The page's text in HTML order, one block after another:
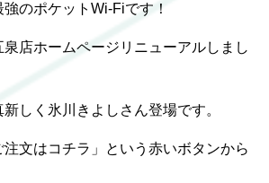
のポケットWi-Fiです！
店ホームページリニューアルしまし
しく氷川きよしさん登場です。
文はコチラ」という赤いボタンから